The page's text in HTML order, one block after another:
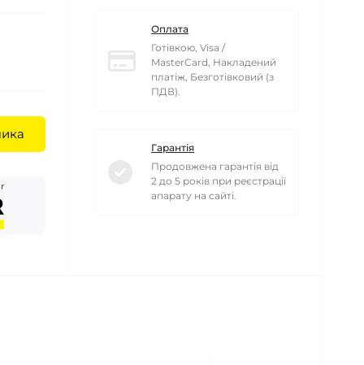
Оплата
Готівкою, Visa /
MasterCard, Накладений
платіж, Безготівковий (з
ПДВ).
Гарантія
Продовжена гарантія від
2 до 5 років при реєстрації
апарату на сайті.